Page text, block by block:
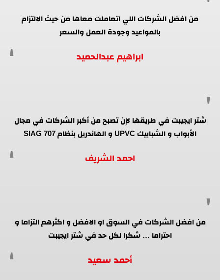
من افضل الشركات اللي اتعاملت معاها من حيث الالتزام
بالمواعيد وجودة العمل والسعر
ابراهيم عبدالحميد
شتر ايجيبت في طريقها لإن تصبح من أكبر الشركات في مجال
الأبواب و الشبابيك UPVC و الهاندريل بنظام SIAG 707
احمد الشريف
من افضل الشركات في السوق او الافضل و اكثرهم التزاما و
احتراما … شكرا لكل حد في شتر ايجيبت
أحمد سعيد